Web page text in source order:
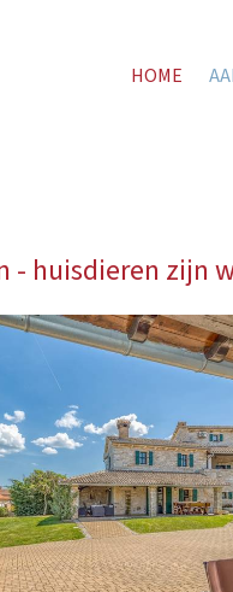
HOME
- huisdieren zijn